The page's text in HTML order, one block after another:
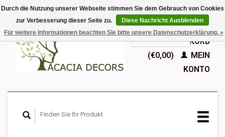
EUR
GBPDeutsch
Nederlands
English
IHR WARENKORB
(€0,00)
MEIN
KONTO
Durch die Nutzung unserer Webseite stimmen Sie dem Gebrauch von Cookies
zur Verbesserung dieser Seite zu.
Diese Nachricht Ausblenden
Für weitere Informationen beachten Sie bitte unsere Datenschutzerklärung. »